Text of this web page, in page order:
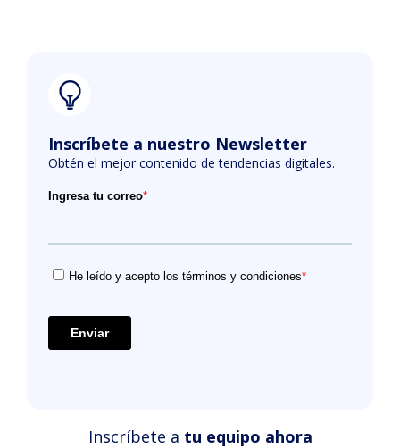
Inscríbete a nuestro Newsletter
Obtén el mejor contenido de tendencias digitales.
Inscríbete a tu equipo ahora